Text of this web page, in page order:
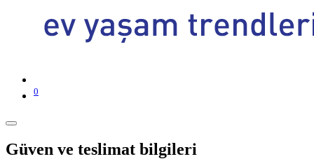
0
Güven ve teslimat bilgileri